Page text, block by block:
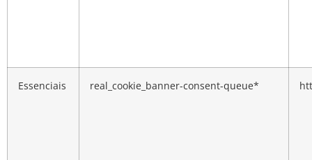
Essenciais real_cookie_banner-consent-queue*